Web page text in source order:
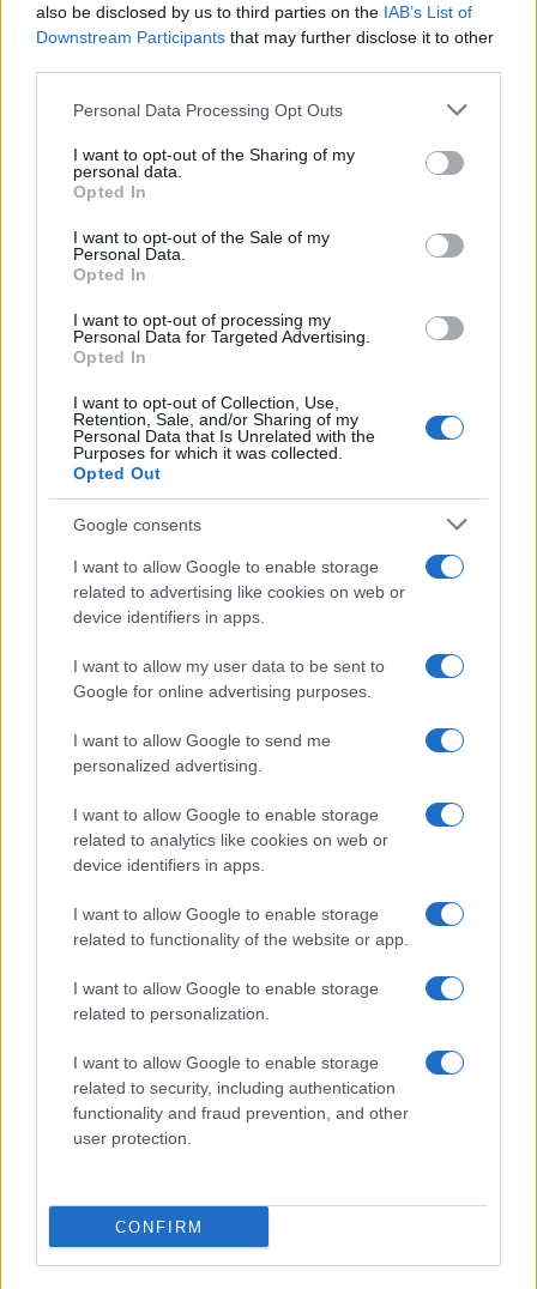
also be disclosed by us to third parties on the IAB’s List of
Downstream Participants that may further disclose it to other
Please note that this website/app uses one or more Google
not limited to your visit or usage behaviour. You may click to
grant or deny consent to Google and its third-party tags to
use your data for below specified purposes in below Google
consent section.
Personal Data Processing Opt Outs
I want to opt-out of the Sharing of my
personal data.
Opted In
I want to opt-out of the Sale of my
Personal Data.
Opted In
I want to opt-out of processing my
Personal Data for Targeted Advertising.
Opted In
I want to opt-out of Collection, Use,
Retention, Sale, and/or Sharing of my
Personal Data that Is Unrelated with the
Purposes for which it was collected.
Opted Out
Google consents
I want to allow Google to enable storage
related to advertising like cookies on web or
device identifiers in apps.
I want to allow my user data to be sent to
Google for online advertising purposes.
I want to allow Google to send me
personalized advertising.
I want to allow Google to enable storage
related to analytics like cookies on web or
device identifiers in apps.
I want to allow Google to enable storage
related to functionality of the website or app.
I want to allow Google to enable storage
related to personalization.
I want to allow Google to enable storage
related to security, including authentication
functionality and fraud prevention, and other
user protection.
CONFIRM
Kecskeméten is szakirányú továbbképzésekkel erősít a
Gál Ferenc Egyetem
A lakosságra is fontos szerep hárul a
szúnyoginvázió elkerülésében
Országos hírek
Itt az ÉVOSZ megoldása a hőhullámok és
Országos hírek
Miért éri meg Afrikában utat építeni?
Minden, amit a GED Afrika projektről
Kihívások labirintusában
Országos hírek
felhasználta az emberiség a Föld egész
évre elegendő erőforrásait
Feliratkozom a hírlevélre és elfogadom azadatvédelmi